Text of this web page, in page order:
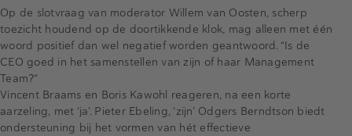
Op de slotvraag van moderator Willem van Oosten, scherp
toezicht houdend op de doortikkende klok, mag alleen met één
woord positief dan wel negatief worden geantwoord. “Is de
CEO goed in het samenstellen van zijn of haar Management
Team?“
Vincent Braams en Boris Kawohl reageren, na een korte
aarzeling, met ‘ja’. Pieter Ebeling, ‘zijn’ Odgers Berndtson biedt
ondersteuning bij het vormen van hét effectieve